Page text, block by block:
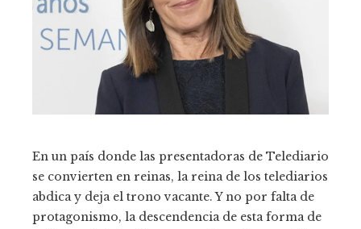
En un país donde las presentadoras de Telediario
se convierten en reinas, la reina de los telediarios
abdica y deja el trono vacante. Y no por falta de
protagonismo, la descendencia de esta forma de